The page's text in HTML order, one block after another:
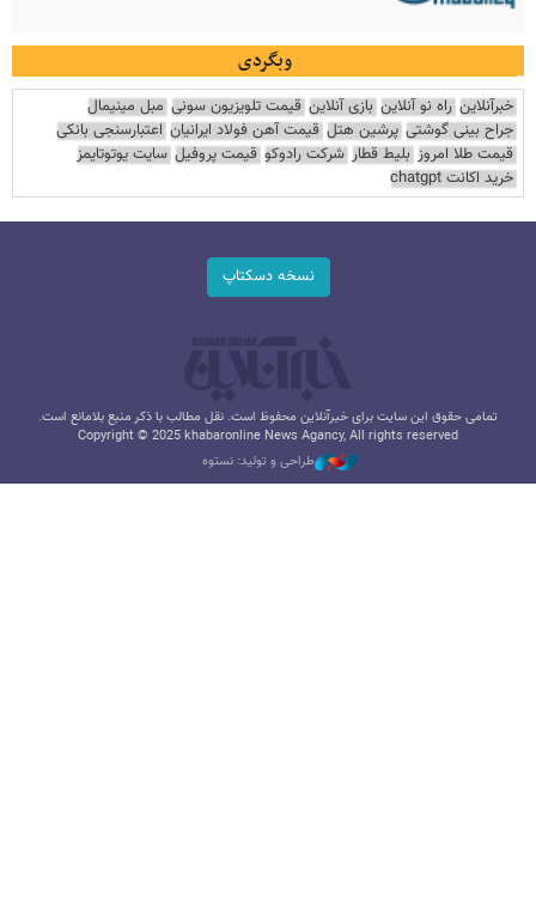
وبگردی
خبرآنلاین راه نو آنلاین بازی آنلاین قیمت تلویزیون سونی مبل مینیمال
جراح بینی گوشتی پرشین هتل قیمت آهن فولاد ایرانیان اعتبارسنجی بانکی
قیمت طلا امروز بلیط قطار شرکت رادوکو قیمت پروفیل سایت یوتوتایمز
خرید اکانت chatgpt
نسخه دسکتاپ
تمامی حقوق این سایت برای خبرآنلاین محفوظ است. نقل مطالب با ذکر منبع بلامانع است.
Copyright © 2025 khabaronline News Agancy, All rights reserved
طراحی و تولید: نستوه